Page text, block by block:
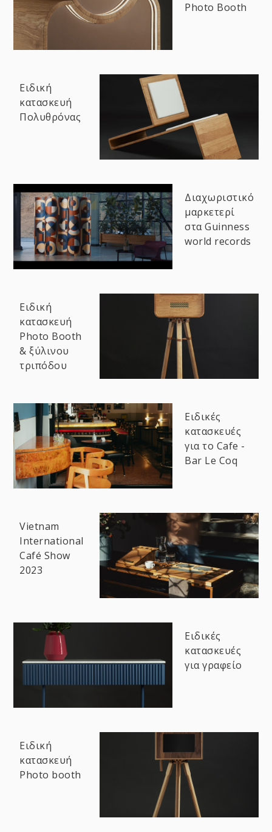
Photo Booth
Ειδική
κατασκευή
Πολυθρόνας
Διαχωριστικό
μαρκετερί
στα Guinness
world records
Ειδική
κατασκευή
Photo Booth
& ξύλινου
τριπόδου
Ειδικές
κατασκευές
για το Cafe -
Bar Le Coq
Vietnam
International
Café Show
2023
Ειδικές
κατασκευές
για γραφείο
Ειδική
κατασκευή
Photo booth